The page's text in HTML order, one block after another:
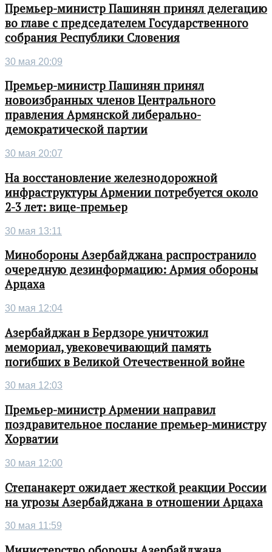
Премьер-министр Пашинян принял делегацию
во главе с председателем Государственного
собрания Республики Словения
30 мая 20:09
Премьер-министр Пашинян принял
новоизбранных членов Центрального
правления Армянской либерально-
демократической партии
30 мая 20:07
На восстановление железнодорожной
инфраструктуры Армении потребуется около
2-3 лет: вице-премьер
30 мая 13:11
Минобороны Азербайджана распространило
очередную дезинформацию: Армия обороны
Арцаха
30 мая 12:04
Азербайджан в Бердзоре уничтожил
мемориал, увековечивающий память
погибших в Великой Отечественной войне
30 мая 12:03
Премьер-министр Армении направил
поздравительное послание премьер-министру
Хорватии
30 мая 12:00
Степанакерт ожидает жесткой реакции России
на угрозы Азербайджана в отношении Арцаха
30 мая 11:59